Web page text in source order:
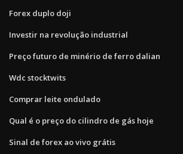
Forex duplo doji
Investir na revolução industrial
Preço futuro de minério de ferro dalian
Wdc stocktwits
Comprar leite ondulado
Qual é o preço do cilindro de gás hoje
Sinal de forex ao vivo grátis